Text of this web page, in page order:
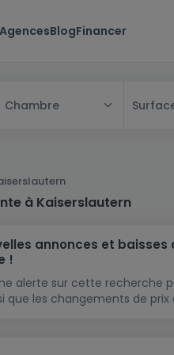
AgencesBlogFinancer
Chambre
à Kaiserslautern
annonces et baisses
!
alerte sur cette recherche
que les changements de